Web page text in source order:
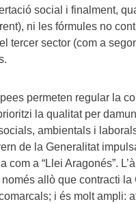
social i finalment,
ni les fórmules no
tercer sector (com a
permeten regular la
la qualitat per
ambientals i
de la Generalitat
com a “Llei Aragonés”.
només allò que contracti
i és molt ampli: